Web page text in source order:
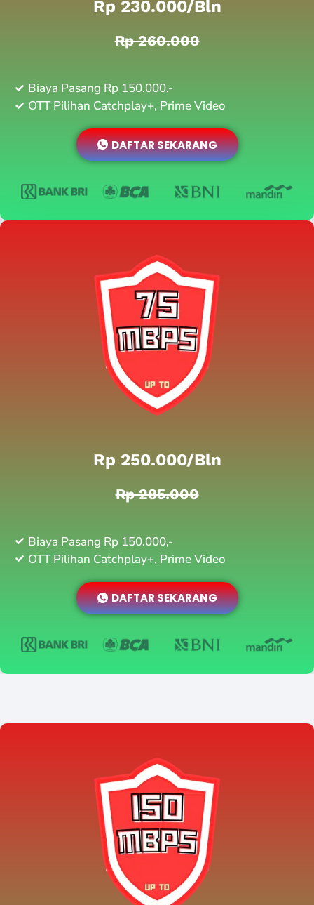
Rp 230.000/bln
Rp 260.000
Biaya Pasang Rp 150.000,-
OTT Pilihan Catchplay+, Prime Video
DAFTAR SEKARANG
Rp 250.000/bln
Rp 285.000
Biaya Pasang Rp 150.000,-
OTT Pilihan Catchplay+, Prime Video
DAFTAR SEKARANG